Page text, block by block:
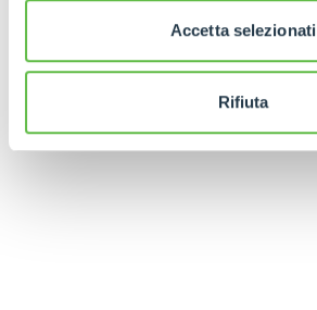
Accetta selezionati
Rifiuta